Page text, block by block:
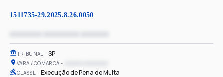
1511735-29.2025.8.26.0050
TRIBUNAL SP
VARA / COMARCA
CLASSE Execução de Pena de Multa